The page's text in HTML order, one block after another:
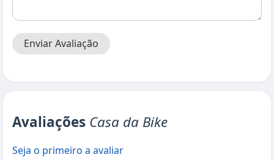
Enviar Avaliação
Avaliações Casa da Bike
Seja o primeiro a avaliar